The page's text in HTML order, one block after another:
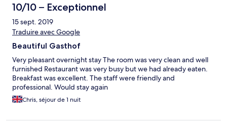
10/10 – Exceptionnel
15 sept. 2019
Traduire avec Google
Beautiful Gasthof
Very pleasant overnight stay The room was very clean and well
furnished Restaurant was very busy but we had already eaten.
Breakfast was excellent. The staff were friendly and
professional. Would stay again
Chris, séjour de 1 nuit